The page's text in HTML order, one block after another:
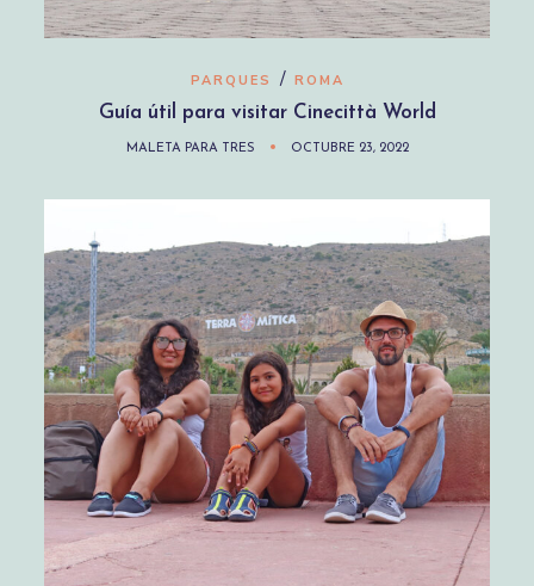
PARQUES / ROMA
Guía útil para visitar Cinecittà World
MALETA PARA TRES OCTUBRE 23, 2022